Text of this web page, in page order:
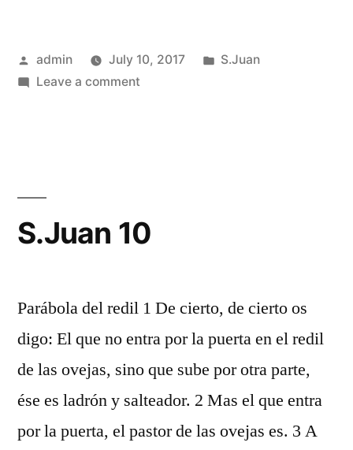
Posted
by
admin July 10, 2017
Posted
S.Juan
Leave a commenton
S.Juan 10
Parábola del redil 1 De cierto, de cierto os
digo: El que no entra por la puerta en el redil
de las ovejas, sino que sube por otra parte,
ése es ladrón y salteador. 2 Mas el que entra
por la puerta, el pastor de las ovejas es. 3 A